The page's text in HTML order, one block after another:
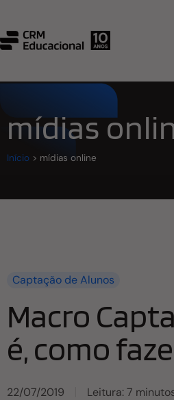
mídias
Início > mídias online
Captação de Alunos
Macro
é, como
22/07/2019 Leitura: 7